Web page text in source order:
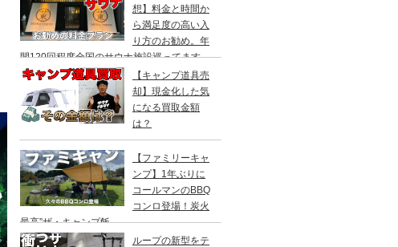
想】料金と時間か
ら満足度の高い入
り方のお勧め。年
間120回程度全国のサウナ施設巡ってます。
【キャンプ道具売
却】現金化した気
になる買取金額
は？
【ファミリーキャ
ンプ】1年ぶりに
コールマンのBBQ
コンロ登場！炭火
最高”ザ・キャンプ飯
ループの新型をテ